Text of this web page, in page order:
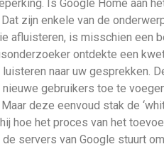
Is Google Home aan
zijn enkele van de
is misschien een
ontdekte een
naar uw
gebruikers toe te
deze eenvoud stak de
hoe het proces van het
servers van Google stuurt